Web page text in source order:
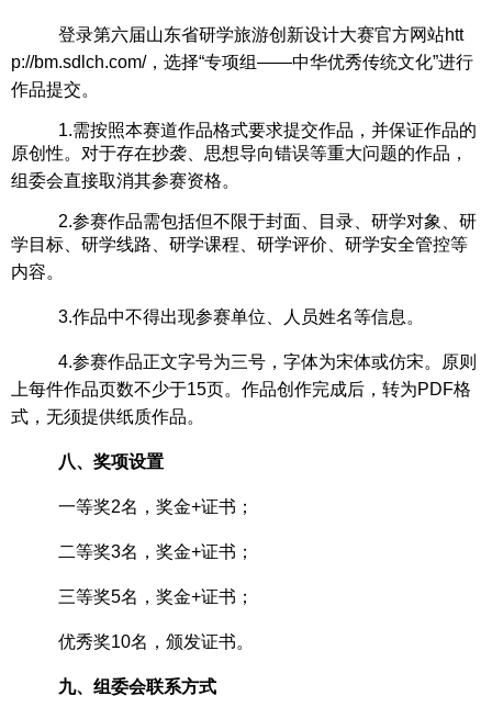
登录第六届山东省研学旅游创新设计大赛官方网站htt
p://bm.sdlch.com/， 选择“专项组——中华优秀传统文化”进行
作品提交。
1.需按照本赛道作品格式要求提交作品，并保证作品的
原创性。对于存在抄袭、思想导向错误等重大问题的作品，
组委会直接取消其参赛资格。
2.参赛作品需包括但不限于封面、目录、研学对象、研
学目标、研学线路、研学课程、研学评价、研学安全管控等
内容。
3.作品中不得出现参赛单位、人员姓名等信息。
4.参赛作品正文字号为三号，字体为宋体或仿宋。原则
上每件作品页数不少于15页。作品创作完成后，转为PDF格
式 ， 无须提供纸质作品。
八、奖项设置
一等奖2名，奖金+证书；
二等奖3名，奖金+证书；
三等奖5名，奖金+证书；
优秀奖10名，颁发证书。
九、组委会联系方式